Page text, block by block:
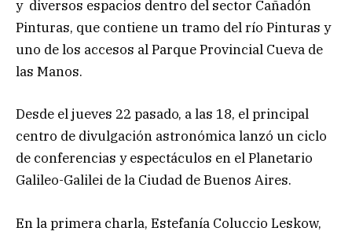
y diversos espacios dentro del sector Cañadón
Pinturas, que contiene un tramo del río Pinturas y
uno de los accesos al Parque Provincial Cueva de
las Manos.
Desde el jueves 22 pasado, a las 18, el principal
centro de divulgación astronómica lanzó un ciclo
de conferencias y espectáculos en el Planetario
Galileo-Galilei de la Ciudad de Buenos Aires.
En la primera charla, Estefanía Coluccio Leskow,